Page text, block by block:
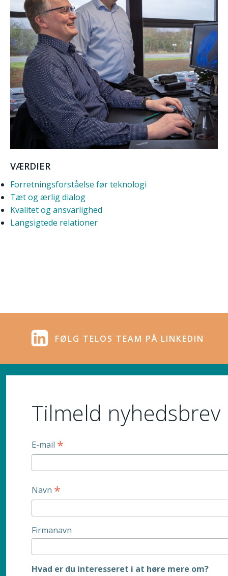
VÆRDIER
Forretningsforståelse før teknologi
Tæt og ærlig dialog
Kvalitet og ansvarlighed
Langsigtede relationer
FØLG TELOS TEAM PÅ LINKEDIN
Tilmeld nyhedsbrev
E-mail *
Navn *
Firmanavn
Hvad er du interesseret i at høre mere om?